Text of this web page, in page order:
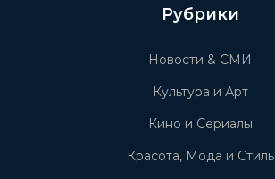
Рубрики
Новости & СМИ
Культура и Арт
Кино и Сериалы
Красота, Мода и Стиль